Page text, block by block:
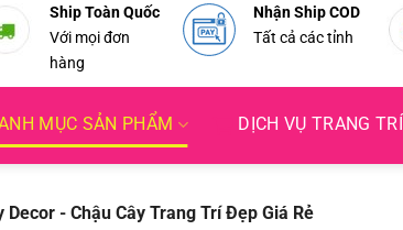
Ship Toàn Quốc
Với mọi đơn
hàng
Nhận Ship COD
Tất cả các tỉnh
MỤC SẢN PHẨM DỊCH VỤ TRANG TRÍ
Decor - Chậu Cây Trang Trí Đẹp Giá Rẻ